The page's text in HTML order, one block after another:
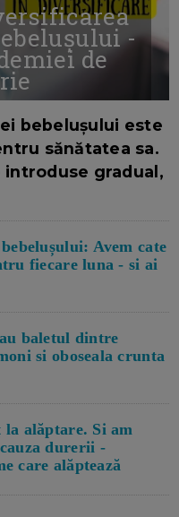
-
de
bebelușului este
sănătatea sa.
gradual,
Avem cate
fiecare luna - si ai
baletul dintre
si oboseala crunta
alăptare. Si am
durerii -
care alăptează